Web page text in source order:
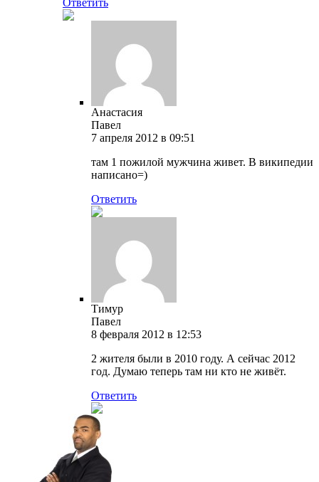
Анастасия
Павел
7 апреля 2012 в 09:51
там 1 пожилой мужчина живет. В википедии
написано=)
Ответить
Тимур
Павел
8 февраля 2012 в 12:53
2 жителя были в 2010 году. А сейчас 2012
год. Думаю теперь там ни кто не живёт.
Ответить